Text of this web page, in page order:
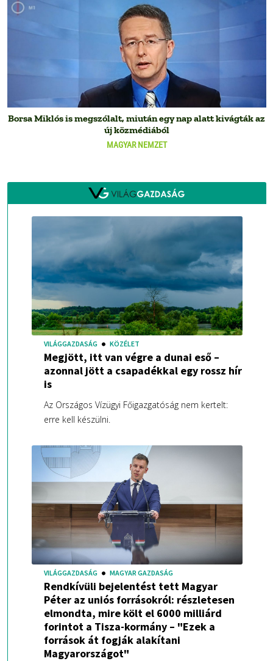
MAGYAR NEMZET
Borsa Miklós is megszólalt, miután egy nap alatt kivágták az
új közmédiából
VILÁGGAZDASÁG KÖZÉLET
Megjött, itt van végre a dunai eső –
azonnal jött a csapadékkal egy rossz hír
is
Az Országos Vízügyi Főigazgatóság nem kertelt:
erre kell készülni.
VILÁGGAZDASÁG MAGYAR GAZDASÁG
Rendkívüli bejelentést tett Magyar
Péter az uniós forrásokról: részletesen
elmondta, mire költ el 6000 milliárd
forintot a Tisza-kormány – "Ezek a
források át fogják alakítani
Magyarországot"